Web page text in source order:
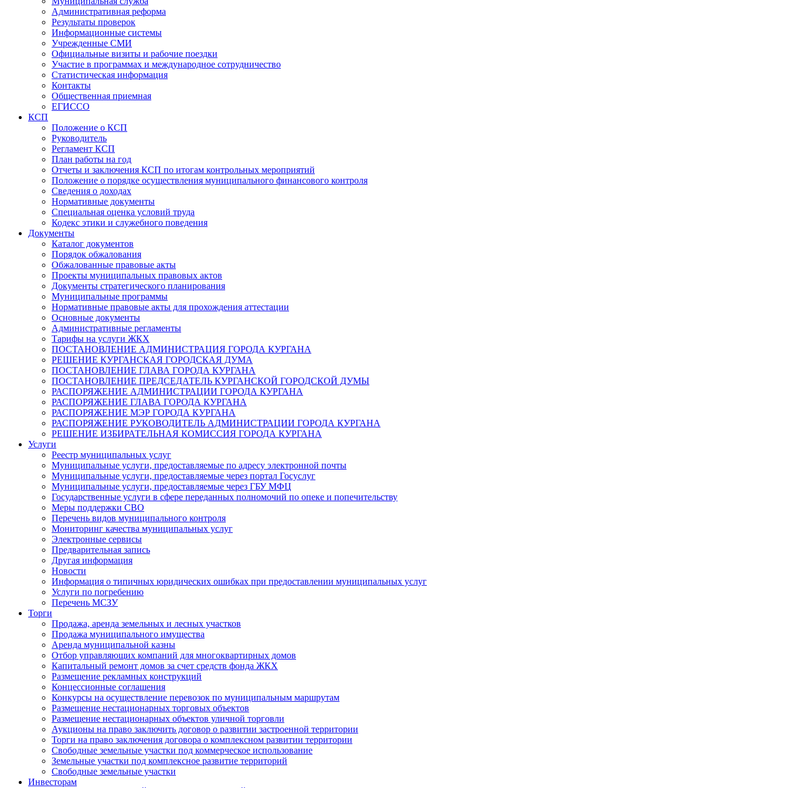
Административная реформа
Результаты проверок
Информационные системы
Учрежденные СМИ
Официальные визиты и рабочие поездки
Участие в программах и международное сотрудничество
Статистическая информация
Контакты
Общественная приемная
ЕГИССО
КСП
Положение о КСП
Руководитель
Регламент КСП
План работы на год
Отчеты и заключения КСП по итогам контрольных мероприятий
Положение о порядке осуществления муниципального финансового контроля
Сведения о доходах
Нормативные документы
Специальная оценка условий труда
Кодекс этики и служебного поведения
Документы
Каталог документов
Порядок обжалования
Обжалованные правовые акты
Проекты муниципальных правовых актов
Документы стратегического планирования
Муниципальные программы
Нормативные правовые акты для прохождения аттестации
Основные документы
Административные регламенты
Тарифы на услуги ЖКХ
ПОСТАНОВЛЕНИЕ АДМИНИСТРАЦИЯ ГОРОДА КУРГАНА
РЕШЕНИЕ КУРГАНСКАЯ ГОРОДСКАЯ ДУМА
ПОСТАНОВЛЕНИЕ ГЛАВА ГОРОДА КУРГАНА
ПОСТАНОВЛЕНИЕ ПРЕДСЕДАТЕЛЬ КУРГАНСКОЙ ГОРОДСКОЙ ДУМЫ
РАСПОРЯЖЕНИЕ АДМИНИСТРАЦИИ ГОРОДА КУРГАНА
РАСПОРЯЖЕНИЕ ГЛАВА ГОРОДА КУРГАНА
РАСПОРЯЖЕНИЕ МЭР ГОРОДА КУРГАНА
РАСПОРЯЖЕНИЕ РУКОВОДИТЕЛЬ АДМИНИСТРАЦИИ ГОРОДА КУРГАНА
РЕШЕНИЕ ИЗБИРАТЕЛЬНАЯ КОМИССИЯ ГОРОДА КУРГАНА
Услуги
Реестр муниципальных услуг
Муниципальные услуги, предоставляемые по адресу электронной почты
Муниципальные услуги, предоставляемые через портал Госуслуг
Муниципальные услуги, предоставляемые через ГБУ МФЦ
Государственные услуги в сфере переданных полномочий по опеке и попечительству
Меры поддержки СВО
Перечень видов муниципального контроля
Мониторинг качества муниципальных услуг
Электронные сервисы
Предварительная запись
Другая информация
Новости
Информация о типичных юридических ошибках при предоставлении муниципальных услуг
Услуги по погребению
Перечень МСЗУ
Торги
Продажа, аренда земельных и лесных участков
Продажа муниципального имущества
Аренда муниципальной казны
Отбор управляющих компаний для многоквартирных домов
Капитальный ремонт домов за счет средств фонда ЖКХ
Размещение рекламных конструкций
Концессионные соглашения
Конкурсы на осуществление перевозок по муниципальным маршрутам
Размещение нестационарных торговых объектов
Размещение нестационарных объектов уличной торговли
Аукционы на право заключить договор о развитии застроенной территории
Торги на право заключения договора о комплексном развитии территории
Свободные земельные участки под коммерческое использование
Земельные участки под комплексное развитие территорий
Свободные земельные участки
Инвесторам